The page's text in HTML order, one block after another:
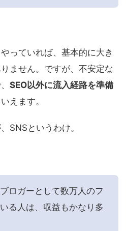
っていれば、基本的に大き
ません。ですが、不安定な
SEO以外に流入経路を準備
えます。
SNSというわけ。
ロガーとして数万人のフ
る人は、収益もかなり多